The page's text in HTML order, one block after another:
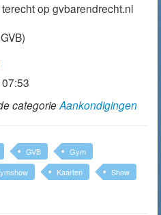
op gvbarendrecht.nl
categorieAankondigingen
GVB
Gym
Kaarten
Show